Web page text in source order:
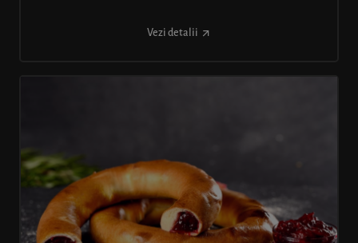
Vezi detalii